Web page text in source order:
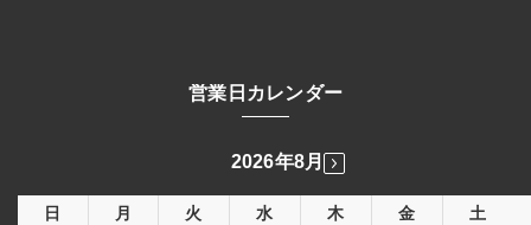
営業日カレンダー
2026年8月
日 月 火 水 木 金
土